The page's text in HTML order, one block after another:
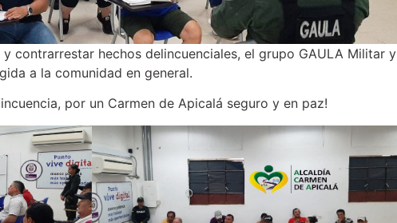
contrarrestar hechos delincuenciales, el grupo GAULA Militar y
a la comunidad en general.
por un Carmen de Apicalá seguro y en paz!